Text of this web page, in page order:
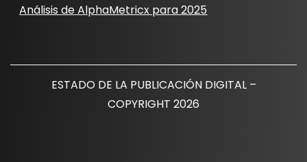
Análisis de AlphaMetricx para 2025
ESTADO DE LA PUBLICACIÓN DIGITAL –
COPYRIGHT 2026